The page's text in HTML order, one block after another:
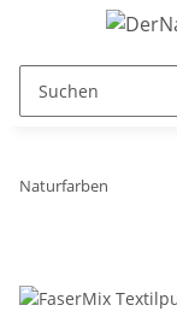
Naturfarben